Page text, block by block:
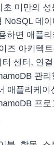
초 미만의 성
NoSQL 데
하면 애플
즈 아키텍
센터, 연
관
애플리케이
프